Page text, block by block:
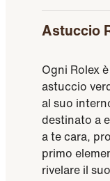
Astuccio
Ogni Rolex
astuccio
al suo
destinato a
a te cara,
primo
rivelare il